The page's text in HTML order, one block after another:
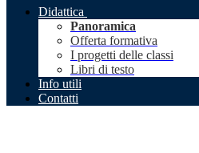
Didattica
Panoramica
Offerta formativa
I progetti delle classi
Libri di testo
Info utili
Contatti